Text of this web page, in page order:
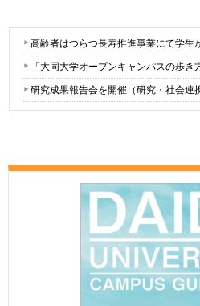
高齢者はつらつ長寿推進事業にて学生
「大同大学オープンキャンパスの歩き
研究成果報告会を開催（研究・社会連